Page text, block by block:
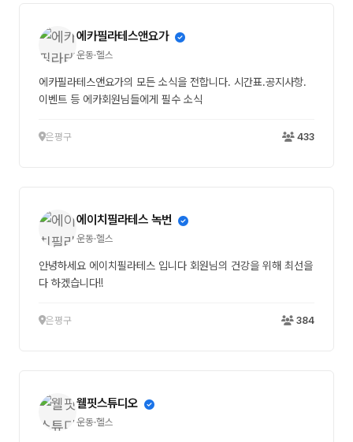
에카필라테스앤요가
운동·헬스
에카필라테스앤요가의 모든 소식을 전합니다. 시간표.공지사항.
이벤트 등 에카회원님들에게 필수 소식
은평구 433
에이치필라테스 녹번
운동·헬스
안녕하세요 에이치필라테스 입니다 회원님의 건강을 위해 최선을
다 하겠습니다!!
은평구 384
웰핏스튜디오
운동·헬스